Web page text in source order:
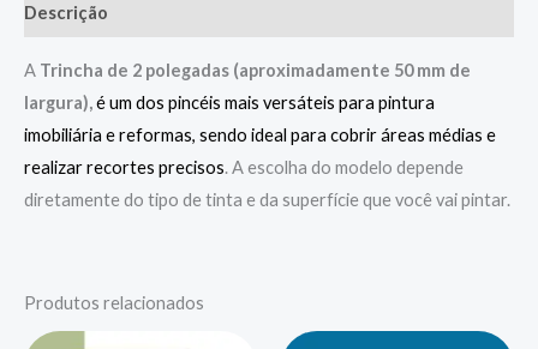
Descrição
A Trincha de 2 polegadas (aproximadamente 50 mm de
largura),é um dos pincéis mais versáteis para pintura
imobiliária e reformas, sendo ideal para cobrir áreas médias e
realizar recortes precisos. A escolha do modelo depende
diretamente do tipo de tinta e da superfícieque você vai pintar.
Produtos relacionados